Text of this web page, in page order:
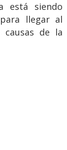
está siendo
llegar al
de la